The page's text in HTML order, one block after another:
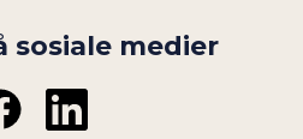
sosiale medier